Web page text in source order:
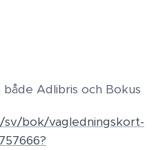
Adlibris och Bokus
sv/bok/vagledningskort-